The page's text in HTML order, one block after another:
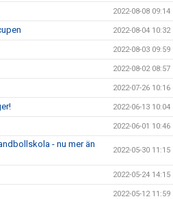
2022-08-08 09:14
2022-08-04 10:32
2022-08-03 09:59
2022-08-02 08:57
2022-07-26 10:16
2022-06-13 10:04
2022-06-01 10:46
- nu mer än
2022-05-30 11:15
2022-05-24 14:15
2022-05-12 11:59